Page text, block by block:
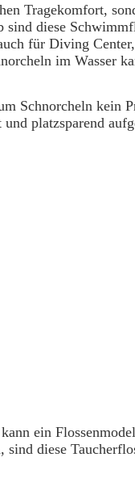
Tragekomfort,
sind diese
für Diving
im Wasser
Schnorcheln kein
platzsparend
ein
diese